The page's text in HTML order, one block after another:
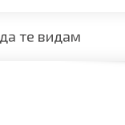
те видам